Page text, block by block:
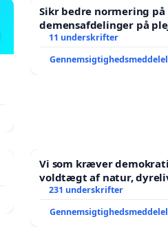
Sikr bedre normering på
demensafdelinger på
11 underskrifter
Vi som kræver
voldtægt af natur, dyreliv, børn,
unge Borgene har sagt
231 underskrifter